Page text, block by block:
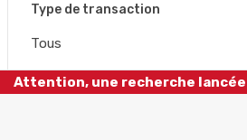
Type de transaction
Tous
Attention, une recherche